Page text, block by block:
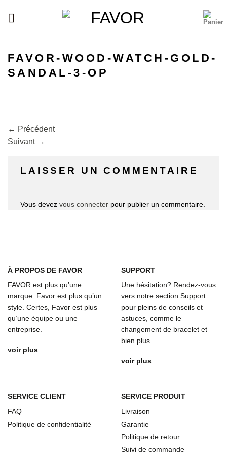
FAVOR-WOOD-WATCH-GOLD-
SANDAL-3-OP
← Précédent
Suivant →
LAISSER UN COMMENTAIRE
Vous devez vous connecter pour publier un commentaire.
À PROPOS DE FAVOR
FAVOR est plus qu’une
marque. Favor est plus qu’un
style. Certes, Favor est plus
qu’une équipe ou une
entreprise.
voir plus
SUPPORT
Une hésitation? Rendez-vous
vers notre section Support
pour pleins de conseils et
astuces, comme le
changement de bracelet et
bien plus.
voir plus
SERVICE CLIENT
FAQ
Politique de confidentialité
SERVICE PRODUIT
Livraison
Garantie
Politique de retour
Suivi de commande